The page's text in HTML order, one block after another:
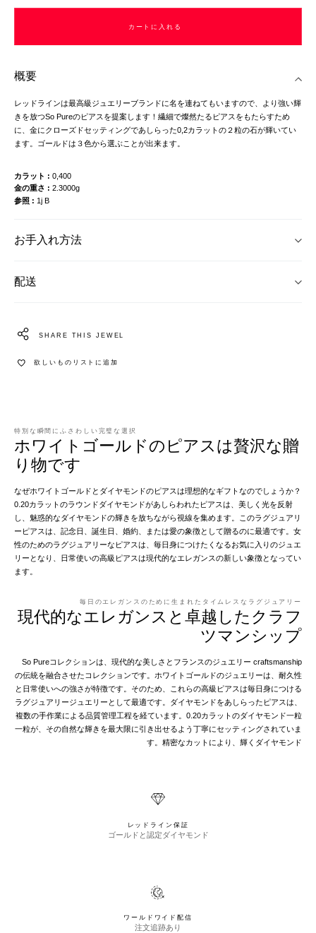
カートに入れる
概要
レッドラインは最高級ジュエリーブランドに名を連ねてもいますので、より強い輝
きを放つSo Pureのピアスを提案します！繊細で燦然たるピアスをもたらすため
に、金にクローズドセッティングであしらった0,2カラットの２粒の石が輝いてい
ます。ゴールドは３色から選ぶことが出来ます。
カラット
0,400
金の重さ
2.3000g
参照
1j B
お手入れ方法
配送
SHARE THIS JEWEL
欲しいものリストに追加
特別な瞬間にふさわしい完璧な選択
ホワイトゴールドのピアスは贅沢な贈
り物です
なぜホワイトゴールドとダイヤモンドのピアスは理想的なギフトなのでしょうか？
0.20カラットのラウンドダイヤモンドがあしらわれたピアスは、美しく光を反射
し、魅惑的なダイヤモンドの輝きを放ちながら視線を集めます。このラグジュアリ
ーピアスは、記念日、誕生日、婚約、または愛の象徴として贈るのに最適です。女
性のためのラグジュアリーなピアスは、毎日身につけたくなるお気に入りのジュエ
リーとなり、日常使いの高級ピアスは現代的なエレガンスの新しい象徴となってい
ます。
毎日のエレガンスのために生まれたタイムレスなラグジュアリー
現代的なエレガンスと卓越したクラフ
ツマンシップ
So Pureコレクションは、現代的な美しさとフランスのジュエリー craftsmanship
の伝統を融合させたコレクションです。ホワイトゴールドのジュエリーは、耐久性
と日常使いへの強さが特徴です。そのため、これらの高級ピアスは毎日身につける
ラグジュアリージュエリーとして最適です。ダイヤモンドをあしらったピアスは、
複数の手作業による品質管理工程を経ています。0.20カラットのダイヤモンド一粒
一粒が、その自然な輝きを最大限に引き出せるよう丁寧にセッティングされていま
す。精密なカットにより、輝くダイヤモンド
レッドライン保証
ゴールドと認定ダイヤモンド
ワールドワイド配信
注文追跡あり